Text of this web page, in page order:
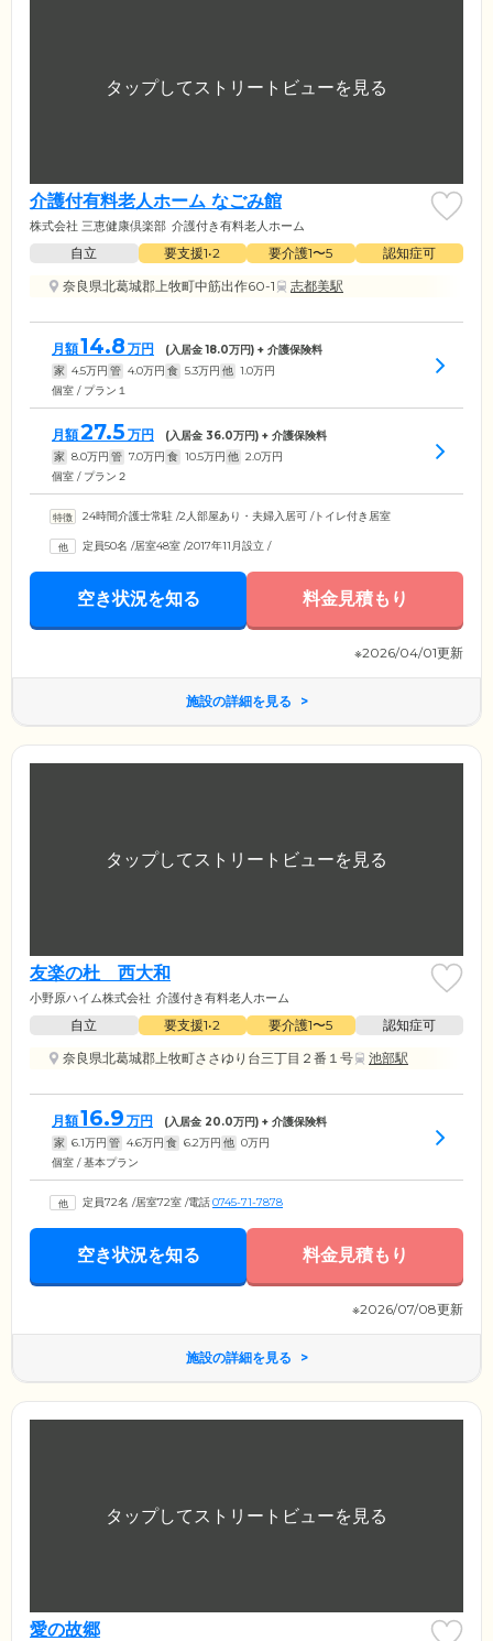
介護付有料老人ホーム なごみ館
株式会社 三恵健康倶楽部 介護付き有料老人ホーム
自立 要支援1•2 要介護1〜5
認知症可
奈良県北葛城郡上牧町中筋出作60-1
志都美駅
月額14.8 万円 (入居金18.0万円) + 介護保険料
家 4.5万円 管 4.0万円 食 5.3万円 他 1.0万円
個室 / プラン１
月額27.5 万円 (入居金 36.0万円) + 介護保険料
家 8.0万円 管 7.0万円 食 10.5万円 他 2.0万円
個室 / プラン２
24時間介護士常駐 /2人部屋あり・夫婦入居可 /トイレ付き居室
定員50名 /居室48室 /2017年11月設立 /
空き状況を知る 料金見積もり
※2026/04/01更新
施設の詳細を見る
友楽の杜 西大和
小野原ハイム株式会社 介護付き有料老人ホーム
自立 要支援1•2 要介護1〜5
認知症可
奈良県北葛城郡上牧町ささゆり台三丁目２番１号
池部駅
月額16.9 万円 (入居金 20.0万円) + 介護保険料
家 6.1万円 管 4.6万円 食 6.2万円 他 0万円
個室 / 基本プラン
定員72名 /居室72室 /電話0745-71-7878
空き状況を知る 料金見積もり
※2026/07/08更新
施設の詳細を見る
愛の故郷